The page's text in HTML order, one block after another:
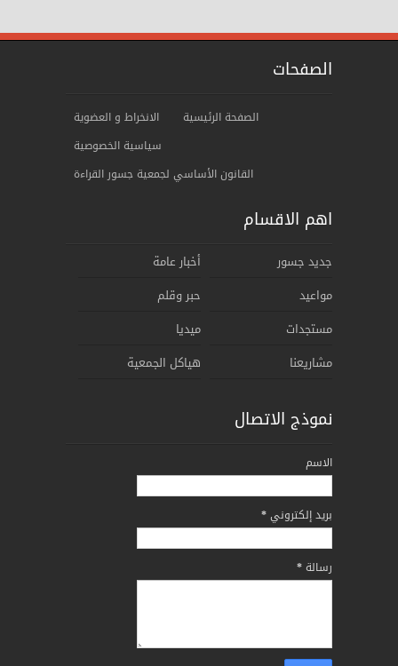
الصفحات
الانخراط و العضوية
الصفحة الرئيسية
سياسية الخصوصية
ﺍﻟﻘﺎنوﻥ الأساسي لجمعية جسور القراءة
اهم الاقسام
جديد جسور
أخبار عامة
مواعيد
حبر وقلم
مستجدات
ميديا
مشاريعنا
هياكل الجمعية
نموذج الاتصال
الاسم
بريد إلكتروني*
رسالة*